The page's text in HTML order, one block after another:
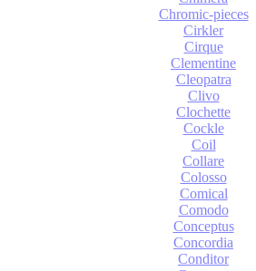
Chromic-pieces
Cirkler
Cirque
Clementine
Cleopatra
Clivo
Clochette
Cockle
Coil
Collare
Colosso
Comical
Comodo
Conceptus
Concordia
Conditor